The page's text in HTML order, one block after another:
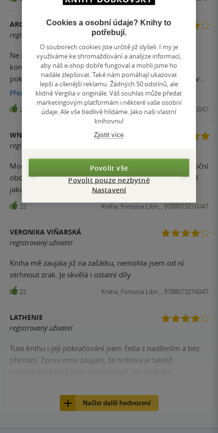
ARCHERS
registrovaný uživatel
Ne nejlepší, ne nejhorší. Rozhodně mě zaujal námět,
konečně něco originálního! Zpracování poté trošičku
pokulhává, ale ne nijak výrazně, aby to příliš vadilo. Hlavní
hrdinka je skvěle vykreslená, ale trochu mi vadí další
rýsující se zapletená lovestory.
Přečíst více
23 Kniha, Fortuna Libri, , 9788073216047
WNIKISEK
registrovaný uživatel
Moc krásná fantasy knížka o dívce, které vždy v určité roční
období narůstají křídla, ty křídla jsou popisována krásně
jako okvětní plátky.
22 Kniha, Fortuna Libri, , 9788073216047
VERONIKA VIŇARSKÁ
registrovaný uživatel
Kniha mě zaujala již na začátku, nemohla jsem od ní
otrhnout zrak. Je skvělá i ostatní díly
22 Kniha, Fortuna Libri, , 9788073216047
LATHENIE
registrovaný uživatel
Tuto knihu i její pokračování jsem četla s nadšením a bez
přestání. Zprvu mne zaujalo, že hrdinka je taktéž
Načíst další hodnocení
Cookies a osobní údaje? Knihy to
potřebují.
O souborech cookies jste určitě již slyšeli. I my je
využíváme ke shromažďování a analýze informací,
aby náš e-shop dobře fungoval a mohli jsme ho
nadále zlepšovat. Také nám pomáhají ukazovat
lepší a cílenější reklamu. Žádných 50 odstínů, ale
klidně Vergilia v originále. Váš souhlas může předat
marketingovým platformám i některé vaše osobní
údaje. Ale vše bedlivě hlídáme. Jako naši vlastní
knihovnu!
Zjistit více
Povolit vše
Povolit pouze nezbytné
Nastavení